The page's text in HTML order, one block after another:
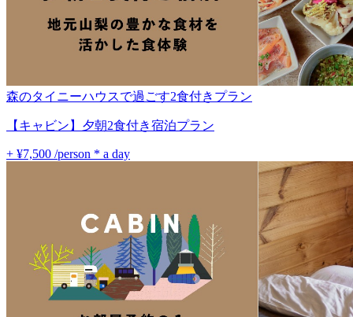
森のタイニーハウスで過ごす2食付きプラン
【キャビン】夕朝2食付き宿泊プラン
+ ¥7,500 /person * a day